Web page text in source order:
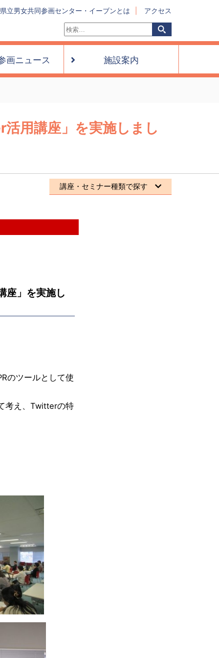
立男女共同参画センター・イーブンとは アクセス
索:
検
索
画ニュース 施設案内
用講座」を実施しまし
講座・セミナー種類で探す
座」を実施し
のツールとして使
考え、Twitterの特